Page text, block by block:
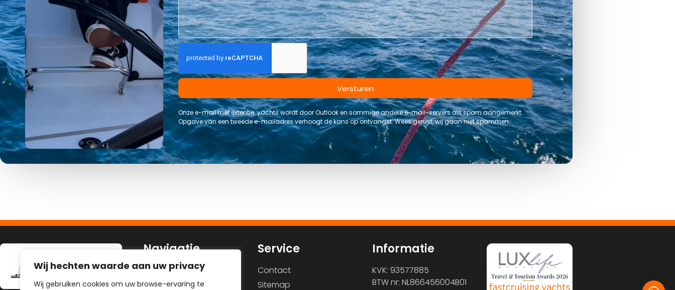
Wij hechten waarde aan uw privacy
Wij gebruiken cookies om uw browse-ervaring te
Versturen
Onze e-mail met extentie .yachts wordt door Outlook en sommige andere e-mail-servers als spam aangemerkt.
Opgave van een tweede e-mailadres verhoogt de kans op ontvangst. Wees gerust, wij gaan niet spammen.
Navigatie
Homepagina
Zeilaanbod
Service
Contact
Sitemap
Informatie
KVK: 93577885
BTW nr: NL866456004B01